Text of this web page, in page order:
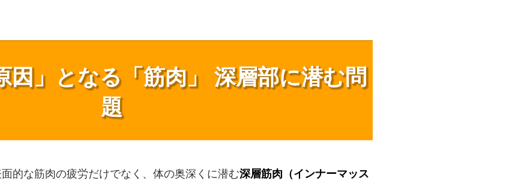
因」となる「筋肉」 深層部に潜む問
題
的な筋肉の疲労だけでなく、体の奥深くに潜む深層筋肉（インナーマッス